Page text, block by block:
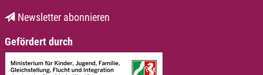
Newsletter abonnieren
Gefördert durch